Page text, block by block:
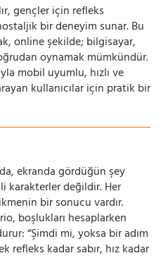
gençler için refleks
bir deneyim sunar. Bu
online şekilde; bilgisayar,
oynamak mümkündür.
mobil uyumlu, hızlı ve
kullanıcılar için pratik bir
ekranda gördüğün şey
karakterler değildir. Her
bir sonucu vardır.
boşlukları hesaplarken
“Şimdi mi, yoksa bir adım
refleks kadar sabır, hız kadar